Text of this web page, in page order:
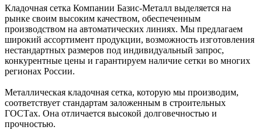
Кладочная сетка Компании Базис-Металл выделяется на
рынке своим высоким качеством, обеспеченным
производством на автоматических линиях. Мы предлагаем
широкий ассортимент продукции, возможность изготовления
нестандартных размеров под индивидуальный запрос,
конкурентные цены и гарантируем наличие сетки во многих
регионах России.
Металлическая кладочная сетка, которую мы производим,
соответствует стандартам заложенным в строительных
ГОСТах. Она отличается высокой долговечностью и
прочностью.